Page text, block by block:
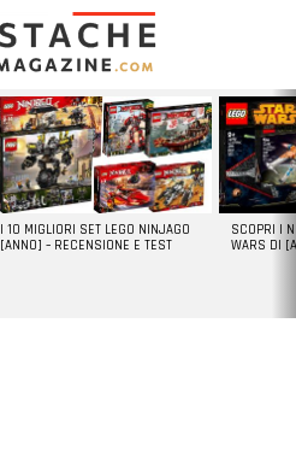
I 10 MIGLIORI SET LEGO NINJAGO
[ANNO] – RECENSIONE E TEST
SCOPRI I
WARS DI